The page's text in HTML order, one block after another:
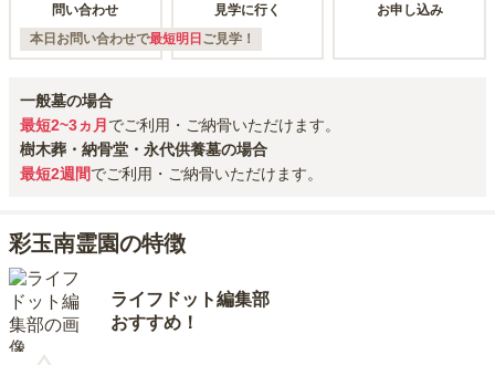
問い合わせ 見学に行く
お申し込み
本日お問い合わせで最短明日 ご見学！
一般墓の場合
最短2~3ヵ月でご利用・ご納骨いただけます。
樹木葬・納骨堂・永代供養墓の場合
最短2週間でご利用・ご納骨いただけます。
彩玉南霊園の特徴
ライフドット編集部
おすすめ！